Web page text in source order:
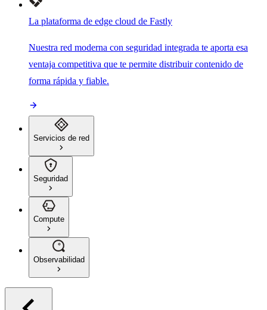
La plataforma de edge cloud de Fastly
Nuestra red moderna con seguridad integrada te aporta esa
ventaja competitiva que te permite distribuir contenido de
forma rápida y fiable.
Servicios de red
Seguridad
Compute
Observabilidad